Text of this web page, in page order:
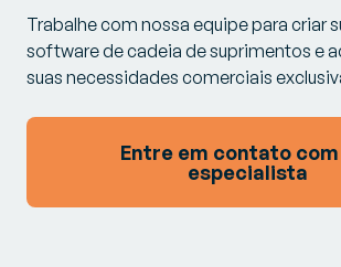
Trabalhe com nossa equipe para criar
software de cadeia de suprimentos e
suas necessidades comerciais
Entre em contato
especialista